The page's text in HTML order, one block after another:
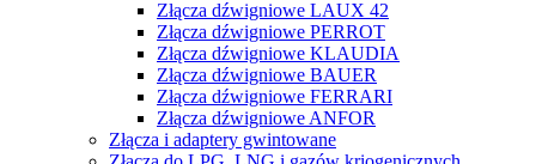
Złącza dźwigniowe LAUX 42
Złącza dźwigniowe PERROT
Złącza dźwigniowe KLAUDIA
Złącza dźwigniowe BAUER
Złącza dźwigniowe FERRARI
Złącza dźwigniowe ANFOR
Złącza i adaptery gwintowane